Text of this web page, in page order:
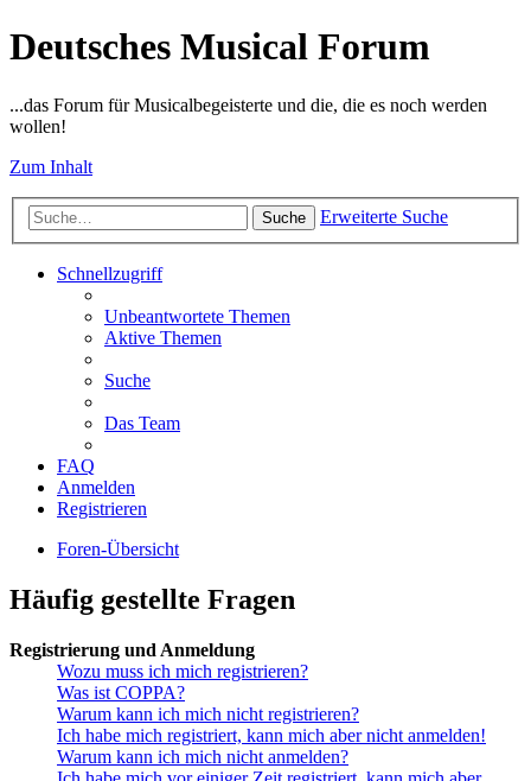
Deutsches Musical Forum
...das Forum für Musicalbegeisterte und die, die es noch werden
wollen!
Zum Inhalt
Suche Erweiterte Suche
Schnellzugriff
Unbeantwortete Themen
Aktive Themen
Suche
Das Team
FAQ
Anmelden
Registrieren
Foren-Übersicht
Häufig gestellte Fragen
Registrierung und Anmeldung
Wozu muss ich mich registrieren?
Was ist COPPA?
Warum kann ich mich nicht registrieren?
Ich habe mich registriert, kann mich aber nicht anmelden!
Warum kann ich mich nicht anmelden?